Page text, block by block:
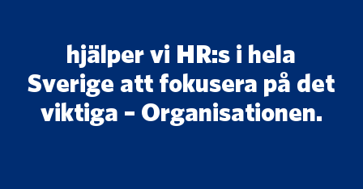
hjälper vi HR:s i hela
Sverige att fokusera på det
viktiga – Organisationen.